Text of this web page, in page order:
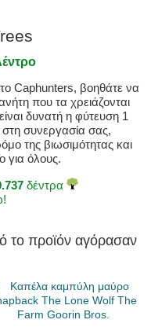
Caphunters, βοηθάτε να
που τα χρειάζονται
δυνατή η φύτευση 1
συνεργασία σας,
της βιωσιμότητας και
για όλους.
δέντρα
το προϊόν αγόρασαν